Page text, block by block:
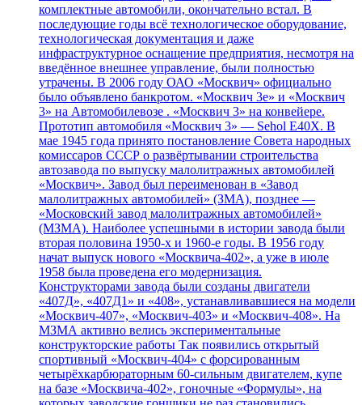
комплектные автомобили, окончательно встал. В
последующие годы всё технологическое оборудование,
технологическая документация и даже
инфраструктурное оснащение предприятия, несмотря на
введённое внешнее управление, были полностью
утрачены. В 2006 году ОАО «Москвич» официально
было объявлено банкротом. «Москвич 3е» и «Москвич
3» на Автомобилевозе . «Москвич 3» на конвейере.
Прототип автомобиля «Москвич 3» — Sehol E40X. В
мае 1945 года принято постановление Совета народных
комиссаров СССР о развёртывании строительства
автозавода по выпуску малолитражных автомобилей
«Москвич». Завод был переименован в «Завод
малолитражных автомобилей» (ЗМА), позднее —
«Московский завод малолитражных автомобилей»
(МЗМА). Наиболее успешными в истории завода были
вторая половина 1950-х и 1960-е годы. В 1956 году
начат выпуск нового «Москвича-402», а уже в июле
1958 была проведена его модернизация.
Конструкторами завода были созданы двигатели
«407Д», «407Д1» и «408», устанавливавшиеся на модели
«Москвич-407», «Москвич-403» и «Москвич-408». На
МЗМА активно велись экспериментальные
конструкторские работы Так появились открытый
спортивный «Москвич-404» с форсированным
четырёхкарбюраторным 60-сильным двигателем, купе
на базе «Москвича-402», гоночные «Формулы», на